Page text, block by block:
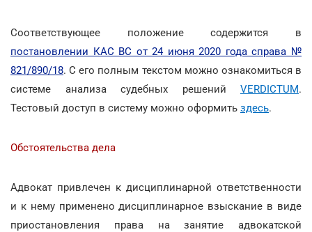
Соответствующее положение содержится в
постановлении КАС ВС от 24 июня 2020 года справа №
821/890/18. С его полным текстом можно ознакомиться в
системе анализа судебных решений VERDICTUM.
Тестовый доступ в систему можно оформить здесь.
Обстоятельства дела
Адвокат привлечен к дисциплинарной ответственности
и к нему применено дисциплинарное взыскание в виде
приостановления права на занятие адвокатской